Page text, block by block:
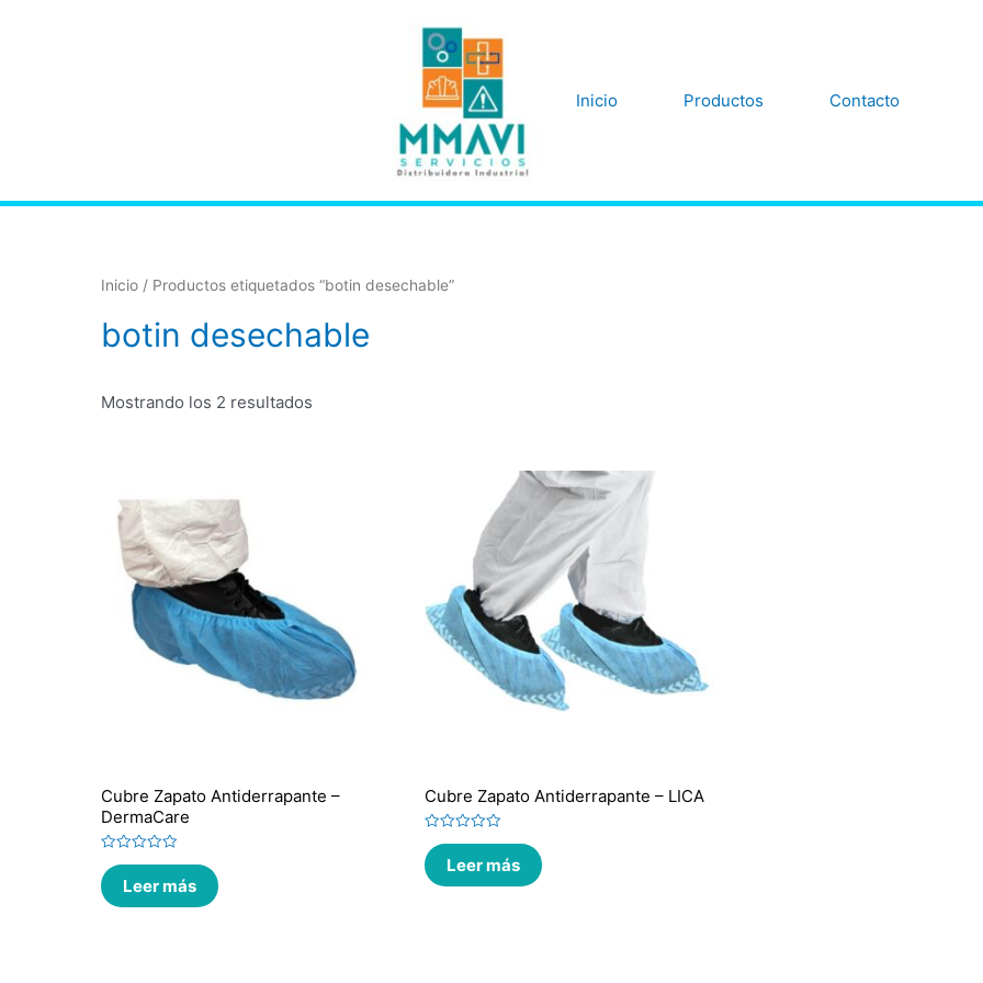
Inicio Productos Contacto
Inicio / Productos etiquetados “botin desechable”
botin desechable
Mostrando los 2 resultados
Cubre Zapato Antiderrapante –
DermaCare
Valorado
en
0
de
Leer más
Cubre Zapato Antiderrapante – LICA
Valorado
en
0
de
Leer más